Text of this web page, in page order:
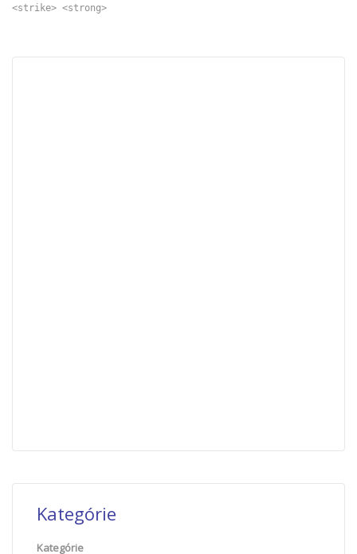
<strike> <strong>
Kategórie
Kategórie